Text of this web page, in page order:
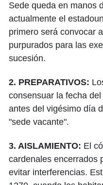
Sede queda en manos
actualmente el
primero será convocar
purpurados para las
sucesión.
2. PREPARATIVOS:
consensuar la fecha
antes del vigésimo día
"sede vacante".
3. AISLAMIENTO: El
cardenales encerrados
evitar interferencias.